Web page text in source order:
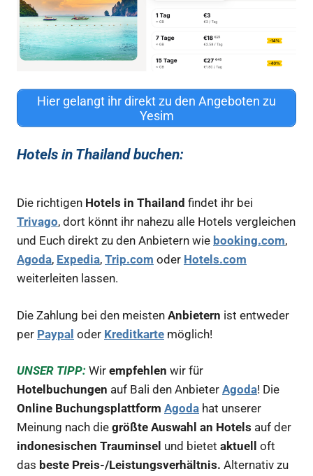
Hier gelangt ihr direkt zu den Angeboten zu
Yesim
Hotels in Thailand buchen:
Die richtigen Hotels in Thailand findet ihr bei
Trivago, dort könnt ihr nahezu alle Hotels vergleichen
und Euch direkt zu den Anbietern wie booking.com,
Agoda, Expedia, Trip.com oder Hotels.com
weiterleiten lassen.
Die Zahlung bei den meisten Anbietern ist entweder
per Paypal oder Kreditkarte möglich!
UNSER TIPP: Wir empfehlen wir für
Hotelbuchungen auf Bali den Anbieter Agoda! Die
Online Buchungsplattform Agoda hat unserer
Meinung nach die größte Auswahl an Hotels auf der
indonesischen Trauminsel und bietet aktuell oft
das beste Preis-/Leistungsverhältnis. Alternativ zu